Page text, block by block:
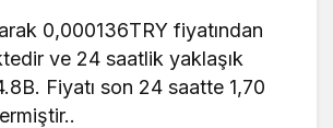
0,000136TRY fiyatından
ve 24 saatlik yaklaşık
Fiyatı son 24 saatte 1,70